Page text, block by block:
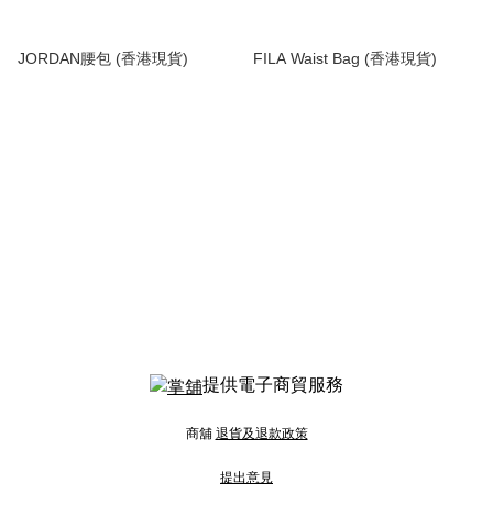
JORDAN腰包 (香港現貨) FILA Waist Bag (香港現貨)
提供電子商貿服務
商舖 退貨及退款政策
提出意見